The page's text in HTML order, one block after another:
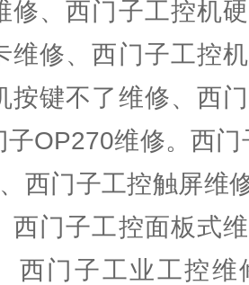
修、西门子工控机
维修、西门子工控
按键不了维修、西
子OP270维修。西
西门子工控触屏维
西门子工控面板式
西门子工业工控维